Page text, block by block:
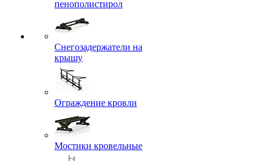
пенополистирол
Снегозадержатели на
крышу
Ограждение кровли
Мостики кровельные